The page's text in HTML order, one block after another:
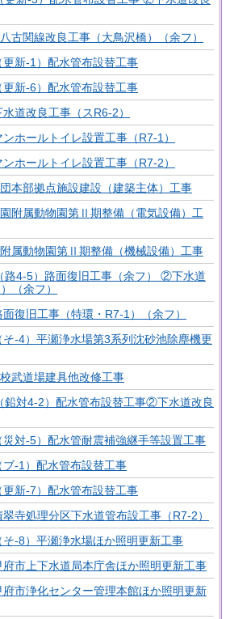
古関線改良工事（大鳥沢橋）（余フ）
更新-1）配水管布設替工事
更新-6）配水管布設替工事
道改良工事（スR6-2）
ンホールトイレ設置工事（R7-1）
ンホールトイレ設置工事（R7-2）
本部拠点施設建設（建築主体）工事
園附属動物園第Ⅱ期整備（電気設備）工
附属動物園第Ⅱ期整備（機械設備）工事
4-5）路面復旧工事（余フ） ②下水道
（余フ）
面復旧工事（特環・R7-1）（余フ）
そ-4）平瀬浄水場第3系列沈砂池除塵機更
武道場建具他改修工事
対4-2）配水管布設替工事②下水道改良
災対-5）配水管耐震補強継手等設置工事
ブ-1）配水管布設替工事
更新-7）配水管布設替工事
翠寺処理分区下水道管布設工事（R7-2）
そ-8）平瀬浄水場ほか照明更新工事
府市上下水道局本庁舎ほか照明更新工事
府市浄化センター管理本館ほか照明更新